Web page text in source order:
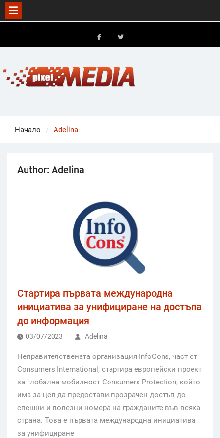
Skip
Начало Adelina
Author: Adelina
Стартира първата международна
инициатива за унифициране на достъпа
до информация
03/07/2023 Adelina
Неправителствената организация InfoCons, част от
Consumers International, стартира eвропейски проект
за глобална мобилност Consumers Protection, който
има за цел да предостави прозрачен достъп до
спешни и полезни номера на гражданите във всяка
страна. Това е първата международна инициатива
за унифициране